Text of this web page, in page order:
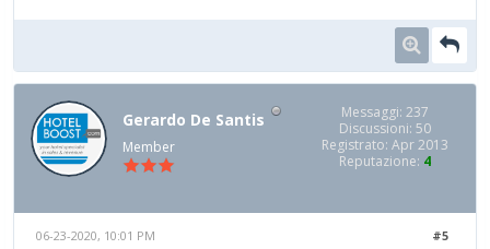
Gerardo De Santis
Member
Messaggi: 237
Discussioni: 50
Registrato: Apr 2013
Reputazione: 4
#5
06-23-2020, 10:01 PM